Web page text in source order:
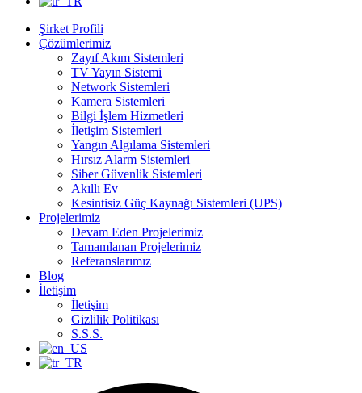
Şirket Profili
Çözümlerimiz
Zayıf Akım Sistemleri
TV Yayın Sistemi
Network Sistemleri
Kamera Sistemleri
Bilgi İşlem Hizmetleri
İletişim Sistemleri
Yangın Algılama Sistemleri
Hırsız Alarm Sistemleri
Siber Güvenlik Sistemleri
Akıllı Ev
Kesintisiz Güç Kaynağı Sistemleri (UPS)
Projelerimiz
Devam Eden Projelerimiz
Tamamlanan Projelerimiz
Referanslarımız
Blog
İletişim
İletişim
Gizlilik Politikası
S.S.S.